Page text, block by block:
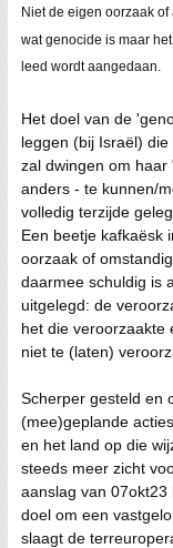
Niet de eigen oorzaak
wat genocide is maar
leed wordt aangedaan.
Het doel van de
leggen (bij Israël)
zal dwingen om
anders - te kunnen/
volledig terzijde
Een beetje kafkaësk
oorzaak of
daarmee schuldig is
uitgelegd: de
het die veroorzaakte
niet te (laten)
Scherper gesteld en
(mee)geplande
en het land op die
steeds meer zicht
aanslag van
doel om een
slaagt de